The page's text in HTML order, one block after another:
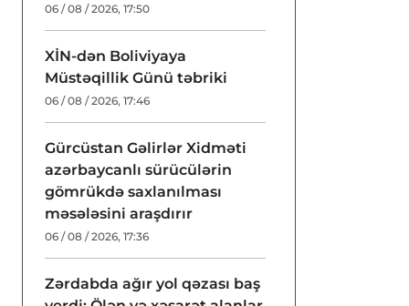
06 / 08 / 2026, 17:50
XİN-dən Boliviyaya
Müstəqillik Günü təbriki
06 / 08 / 2026, 17:46
Gürcüstan Gəlirlər Xidməti
azərbaycanlı sürücülərin
gömrükdə saxlanılması
məsələsini araşdırır
06 / 08 / 2026, 17:36
Zərdabda ağır yol qəzası baş